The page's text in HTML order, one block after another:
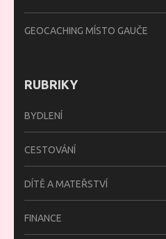
GEOCACHING MÍSTO GAUČE
RUBRIKY
BYDLENÍ
CESTOVÁNÍ
DÍTĚ A MATEŘSTVÍ
FINANCE